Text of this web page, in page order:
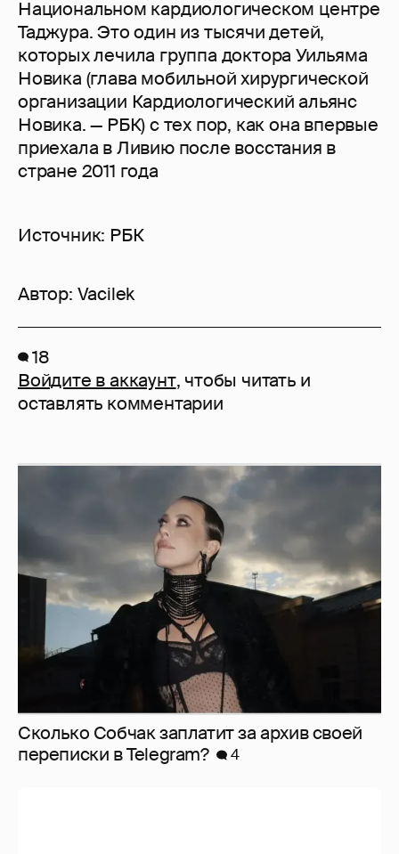
Национальном кардиологическом центре
Таджура. Это один из тысячи детей,
которых лечила группа доктора Уильяма
Новика (глава мобильной хирургической
организации Кардиологический альянс
Новика. — РБК) с тех пор, как она впервые
приехала в Ливию после восстания в
стране 2011 года
Источник: РБК
Автор: Vacilek
18
Войдите в аккаунт, чтобы читать и
оставлять комментарии
Сколько Собчак заплатит за архив своей
перeписки в Telegram?
4